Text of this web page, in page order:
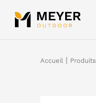
Accueil| Produits